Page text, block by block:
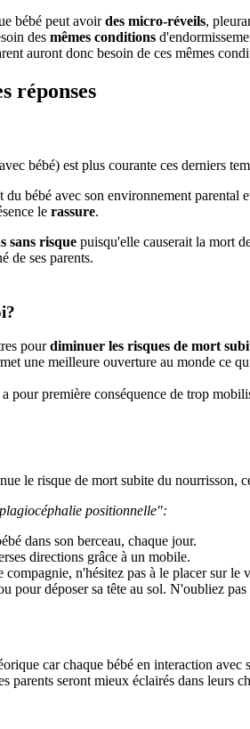
bébé peut avoirdes micro-réveils,
des mêmes conditions
auront donc besoin de ces mêmes
réponses
bébé) est plus courante ces derniers
bébé avec son environnement parental
le rassure.
sans risque puisqu'elle causerait la mort
de ses parents.
pourdiminuer les risques de mort
une meilleure ouverture au monde ce
pour première conséquence de trop
le risque de mort subite du nourrisson,
plagiocéphalie positionnelle":
dans son berceau, chaque jour.
directions grâce à un mobile.
n'hésitez pas à le placer sur le
pour déposer sa tête au sol. N'oubliez
car chaque bébé en interaction avec
parents seront mieux éclairés dans leurs